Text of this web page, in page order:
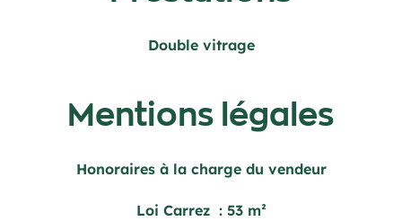
Double vitrage
Mentions légales
Honoraires à la charge du vendeur
Loi Carrez 53 m²